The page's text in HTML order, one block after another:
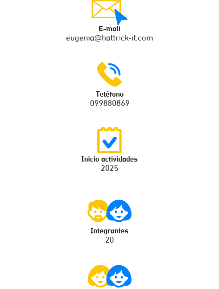
E-mail
eugenia@hattrick-it.com
Teléfono
099880869
Inicio actividades
2025
Integrantes
20